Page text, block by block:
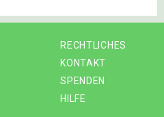
RECHTLICHES
KONTAKT
SPENDEN
HILFE